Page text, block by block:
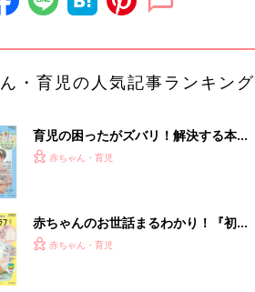
・育児の人気記事ランキング
育児の困ったがズバリ！解決する本
『ひよこクラブ 夏号』 4カ月～2才
赤ちゃん・育児
赤ちゃんのお世話まるわかり！『初め
てのひよこクラブ 夏号』〈巻頭大特
赤ちゃん・育児